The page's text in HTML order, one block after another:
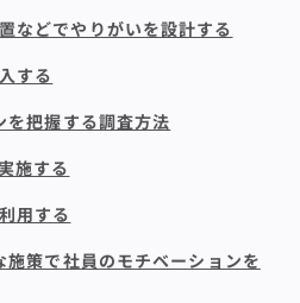
などでやりがいを設計する
する
を把握する調査方法
施する
用する
策で社員のモチベーションを